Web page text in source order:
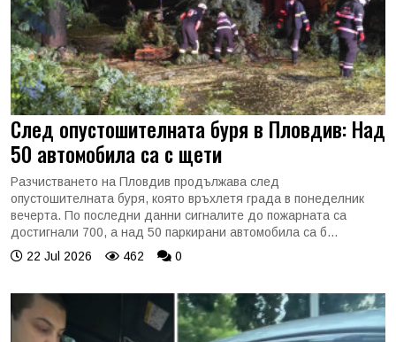
След опустошителната буря в Пловдив: Над
50 автомобила са с щети
Разчистването на Пловдив продължава след
опустошителната буря, която връхлетя града в понеделник
вечерта. По последни данни сигналите до пожарната са
достигнали 700, а над 50 паркирани автомобила са б...
22 Jul 2026
462 0